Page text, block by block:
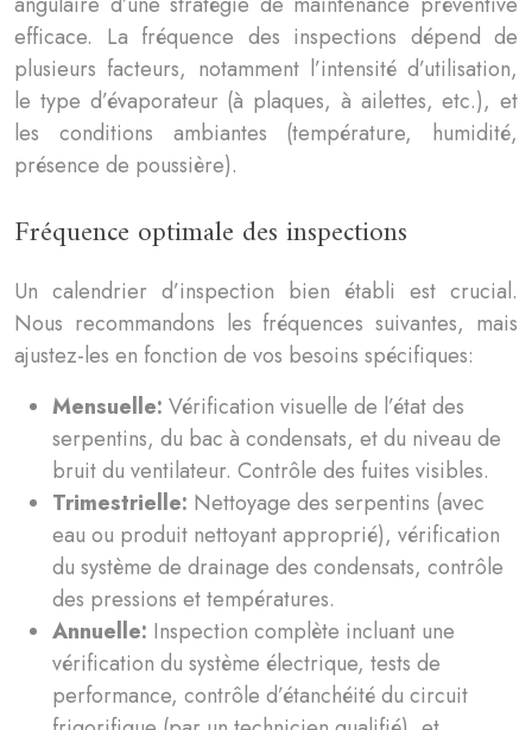
efficace. La fréquence des inspections dépend de
plusieurs facteurs, notamment l’intensité d’utilisation,
le type d’évaporateur (à plaques, à ailettes, etc.), et
les conditions ambiantes (température, humidité,
présence de poussière).
Fréquence optimale des inspections
Un calendrier d’inspection bien établi est crucial.
Nous recommandons les fréquences suivantes, mais
ajustez-les en fonction de vos besoins spécifiques:
Mensuelle: Vérification visuelle de l’état des
serpentins, du bac à condensats, et du niveau de
bruit du ventilateur. Contrôle des fuites visibles.
Trimestrielle: Nettoyage des serpentins (avec
eau ou produit nettoyant approprié), vérification
du système de drainage des condensats, contrôle
des pressions et températures.
Annuelle: Inspection complète incluant une
vérification du système électrique, tests de
performance, contrôle d’étanchéité du circuit